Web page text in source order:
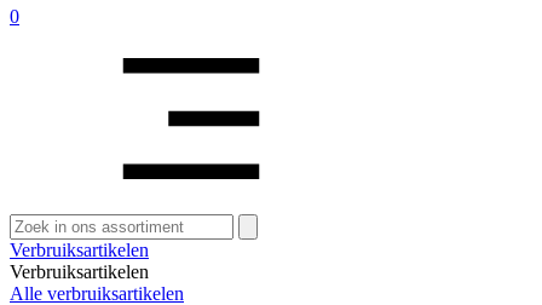
0
Zoeken
naar:
Verbruiksartikelen
Verbruiksartikelen
Alle verbruiksartikelen